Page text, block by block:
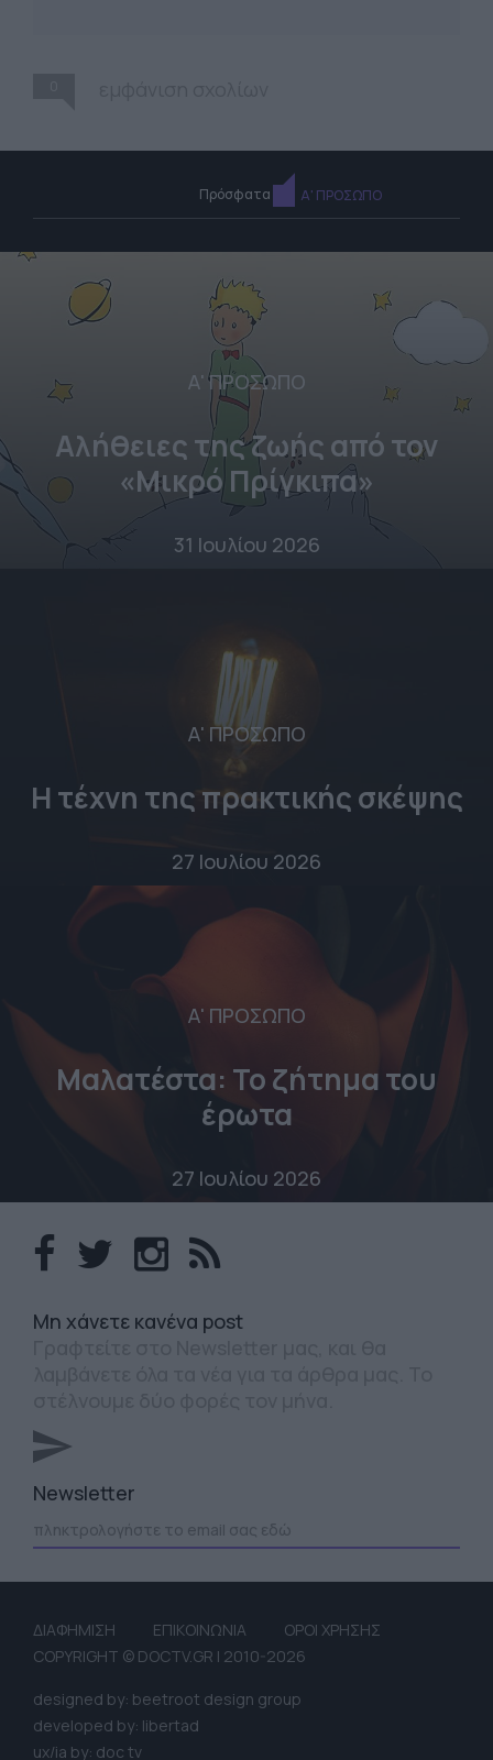
Πρόσφατα Α' ΠΡΟΣΩΠΟ
Α' ΠΡΟΣΩΠΟ
Αλήθειες της ζωής από τον
«Μικρό Πρίγκιπα»
31 Ιουλίου 2026
Α' ΠΡΟΣΩΠΟ
Η τέχνη της πρακτικής σκέψης
27 Ιουλίου 2026
Α' ΠΡΟΣΩΠΟ
Μαλατέστα: Το ζήτημα του
έρωτα
27 Ιουλίου 2026
Mη χάνετε κανένα post
Newsletter
ΔΙΑΦΗΜΙΣΗ ΕΠΙΚΟΙΝΩΝΙΑ
ΟΡΟΙ ΧΡΗΣΗΣ
COPYRIGHT © DOCTV.GR | 2010-2026
designed by: beetroot design group
developed by: libertad
ux/ia by: doc tv